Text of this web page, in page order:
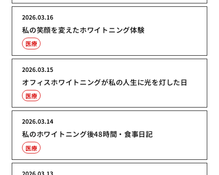
私の笑顔を変えたホワイトニング体験
2026.03.16
医療
オフィスホワイトニングが私の人生に光を灯した日
2026.03.15
医療
私のホワイトニング後48時間・食事日記
2026.03.14
医療
2026.03.13